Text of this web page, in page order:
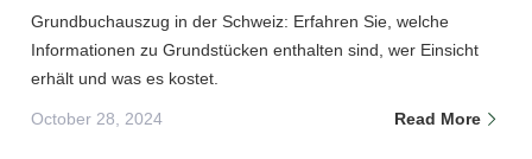
Grundbuchauszug in der Schweiz: Erfahren Sie, welche
Informationen zu Grundstücken enthalten sind, wer Einsicht
erhält und was es kostet.
October 28, 2024 Read More